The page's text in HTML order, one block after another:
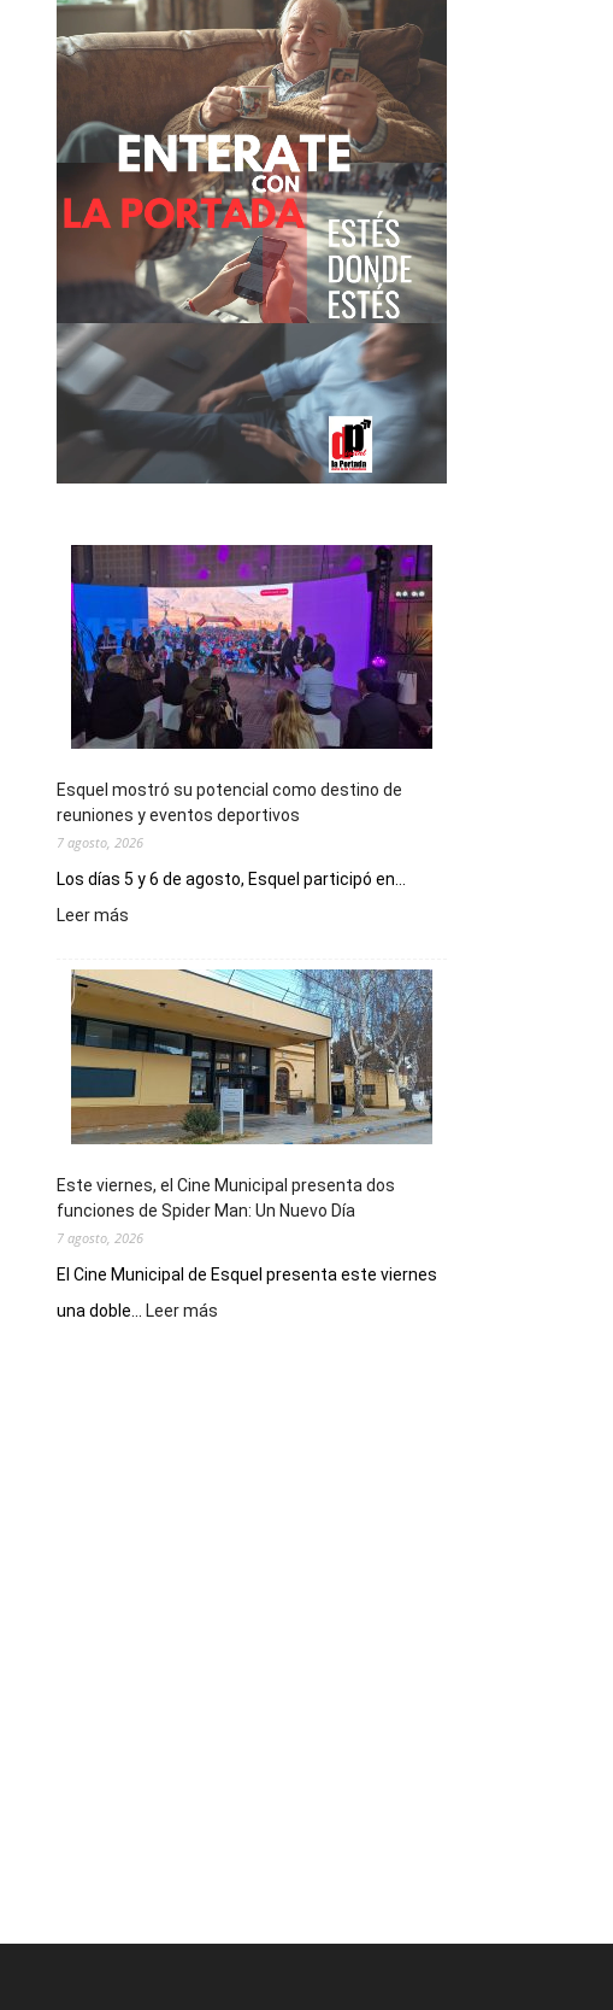
Esquel mostró su potencial como destino de
reuniones y eventos deportivos
7 agosto, 2026
Los días 5 y 6 de agosto, Esquel participó en...
Leer más
su
potencial
como
destino
de
reuniones
y
deportivos
Este viernes, el Cine Municipal presenta dos
funciones de Spider Man: Un Nuevo Día
7 agosto, 2026
El Cine Municipal de Esquel presenta este viernes
una doble...
Leer más